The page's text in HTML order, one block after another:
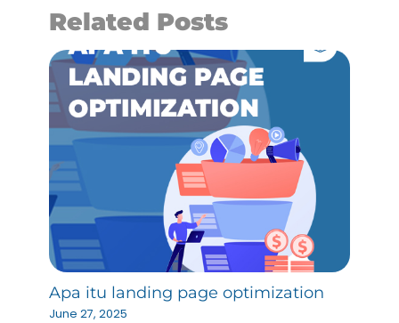
Related Posts
Apa itu landing page optimization
June 27, 2025